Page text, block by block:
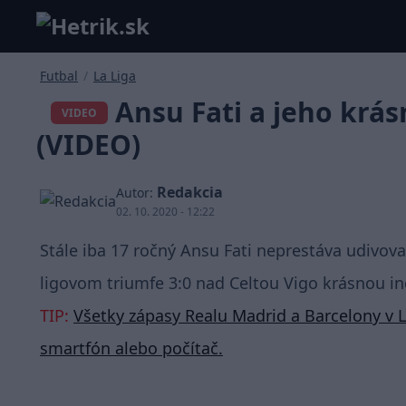
Futbal / La Liga
VIDEO
Ansu Fati a jeho
(VIDEO)
Autor: Redakcia
02. 10. 2020 - 12:22
Stále iba 17 ročný Ansu Fati neprestáva
ligovom triumfe 3:0 nad Celtou Vigo krásnou
TIP: Všetky zápasy Realu Madrid a Barcelony v
smartfón alebo počítač.